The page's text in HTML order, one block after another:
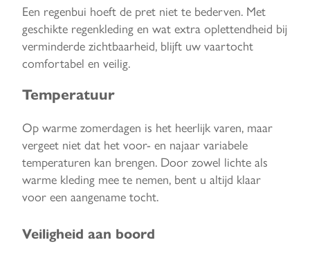
Een regenbui hoeft de pret niet te bederven. Met
geschikte regenkleding en wat extra oplettendheid bij
verminderde zichtbaarheid, blijft uw vaartocht
comfortabel en veilig.
Temperatuur
Op warme zomerdagen is het heerlijk varen, maar
vergeet niet dat het voor- en najaar variabele
temperaturen kan brengen. Door zowel lichte als
warme kleding mee te nemen, bent u altijd klaar
voor een aangename tocht.
Veiligheid aan boord